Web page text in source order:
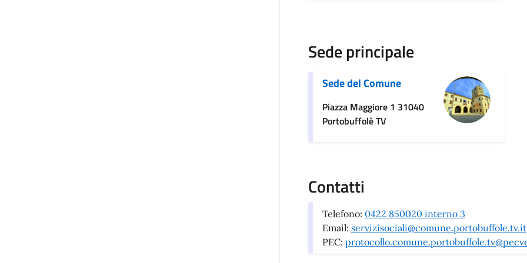
Sede principale
Sede del Comune
Piazza Maggiore 1 31040
Portobuffolè TV
Contatti
Telefono: 0422 850020 interno 3
Email: servizisociali@comune.portobuffole.tv.it
PEC: